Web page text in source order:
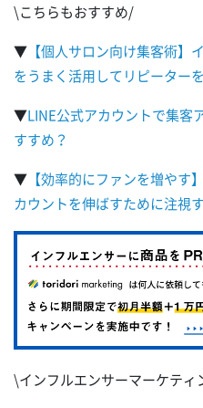
\こちらもおすすめ/
▼ 【個人サロン向け集客術】
をうまく活用してリピーター
▼LINE公式アカウントで集客
すすめ？
▼ 【効率的にファンを増や
カウントを伸ばすために注視
\インフルエンサーマーケテ